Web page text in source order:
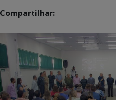
Compartilhar: